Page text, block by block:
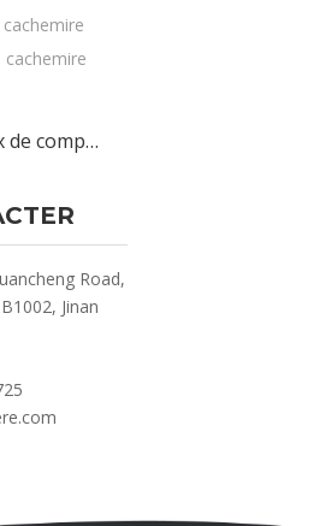
cachemire
Tricots pour animaux de compagnie
Road,
Jinan